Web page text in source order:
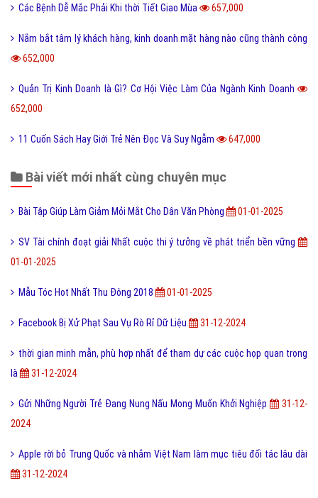
Các Bệnh Dễ Mắc Phải Khi thời Tiết Giao Mùa 657,000
Nắm bắt tâm lý khách hàng, kinh doanh mặt hàng nào cũng thành công
652,000
Quản Trị Kinh Doanh là Gì? Cơ Hội Việc Làm Của Ngành Kinh Doanh
652,000
11 Cuốn Sách Hay Giới Trẻ Nên Đọc Và Suy Ngẫm 647,000
Bài viết mới nhất cùng chuyên mục
Bài Tập Giúp Làm Giảm Mỏi Mắt Cho Dân Văn Phòng 01-01-2025
SV Tài chính đoạt giải Nhất cuộc thi ý tưởng về phát triển bền vững
01-01-2025
Mẫu Tóc Hot Nhất Thu Đông 2018 01-01-2025
Facebook Bị Xử Phạt Sau Vụ Rò Rỉ Dữ Liệu 31-12-2024
thời gian minh mẫn, phù hợp nhất để tham dự các cuộc họp quan trọng
là
31-12-2024
Gửi Những Người Trẻ Đang Nung Nấu Mong Muốn Khởi Nghiệp
31-12-
2024
Apple rời bỏ Trung Quốc và nhắm Việt Nam làm mục tiêu đối tác lâu dài
31-12-2024